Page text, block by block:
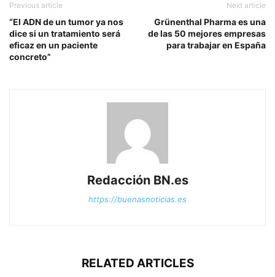
Previous article
“El ADN de un tumor ya nos
dice si un tratamiento será
eficaz en un paciente
concreto”
Next article
Grünenthal Pharma es una
de las 50 mejores empresas
para trabajar en España
Redacción BN.es
https://buenasnoticias.es
RELATED ARTICLES